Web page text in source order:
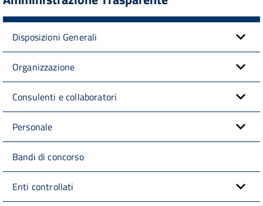
Disposizioni Generali
Organizzazione
Consulenti e collaboratori
Personale
Bandi di concorso
Enti controllati